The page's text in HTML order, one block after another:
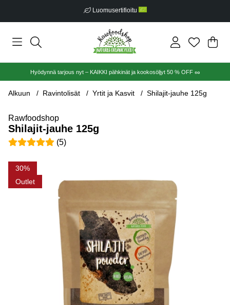
Luomusertifioitu
.
Hyödynnä tarjous nyt – KAIKKI pähkinät ja kookosöljyt 50 % OFF 🥜
Alkuun Ravintolisät Yrtit ja Kasvit Shilajit-jauhe 125g
Rawfoodshop
Shilajit-jauhe 125g
Keskiarvoluokitus 5 / 5 Arvioiden määrä 5
(5)
30
Outlet
Tuotekuvat Shilajit-jauhe 125g